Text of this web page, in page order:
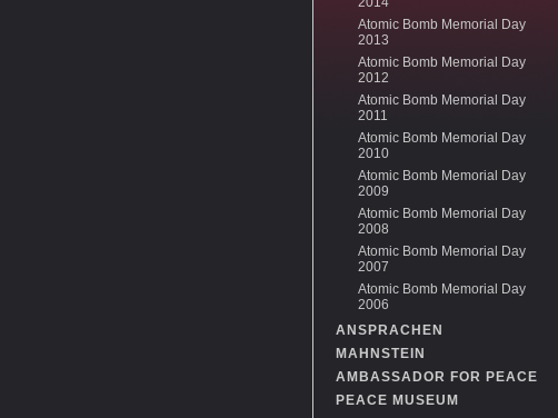
Atomic Bomb Memorial Day
2013
Atomic Bomb Memorial Day
2012
Atomic Bomb Memorial Day
2011
Atomic Bomb Memorial Day
2010
Atomic Bomb Memorial Day
2009
Atomic Bomb Memorial Day
2008
Atomic Bomb Memorial Day
2007
Atomic Bomb Memorial Day
2006
ANSPRACHEN
MAHNSTEIN
AMBASSADOR FOR PEACE
PEACE MUSEUM